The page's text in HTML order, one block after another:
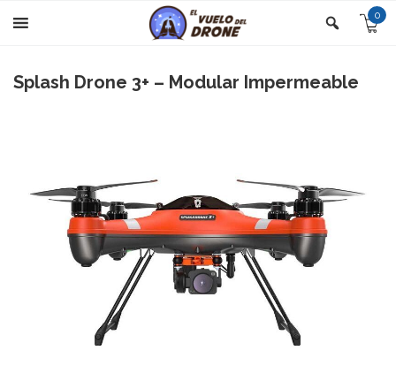
0
Splash Drone 3+ – Modular Impermeable